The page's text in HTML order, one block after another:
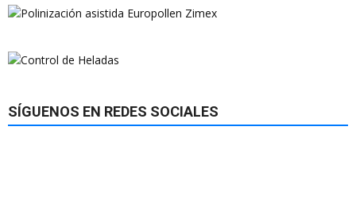
SÍGUENOS EN REDES SOCIALES